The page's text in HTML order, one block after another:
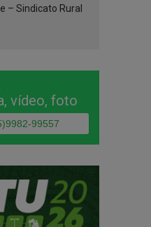
– Sindicato Rural
vídeo, foto
99557